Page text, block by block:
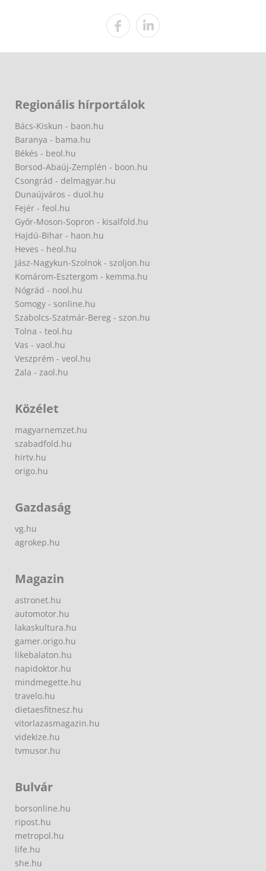
Regionális hírportálok
Bács-Kiskun - baon.hu
Baranya - bama.hu
Békés - beol.hu
Borsod-Abaúj-Zemplén - boon.hu
Csongrád - delmagyar.hu
Dunaújváros - duol.hu
Fejér - feol.hu
Győr-Moson-Sopron - kisalfold.hu
Hajdú-Bihar - haon.hu
Heves - heol.hu
Jász-Nagykun-Szolnok - szoljon.hu
Komárom-Esztergom - kemma.hu
Nógrád - nool.hu
Somogy - sonline.hu
Szabolcs-Szatmár-Bereg - szon.hu
Tolna - teol.hu
Vas - vaol.hu
Veszprém - veol.hu
Zala - zaol.hu
Közélet
magyarnemzet.hu
szabadfold.hu
hirtv.hu
origo.hu
Gazdaság
vg.hu
agrokep.hu
Magazin
astronet.hu
automotor.hu
lakaskultura.hu
gamer.origo.hu
likebalaton.hu
napidoktor.hu
mindmegette.hu
travelo.hu
dietaesfitnesz.hu
vitorlazasmagazin.hu
videkize.hu
tvmusor.hu
Bulvár
borsonline.hu
ripost.hu
metropol.hu
life.hu
she.hu